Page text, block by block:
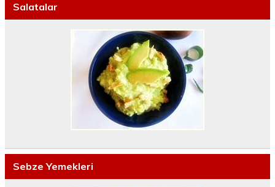
Salatalar
Sebze Yemekleri